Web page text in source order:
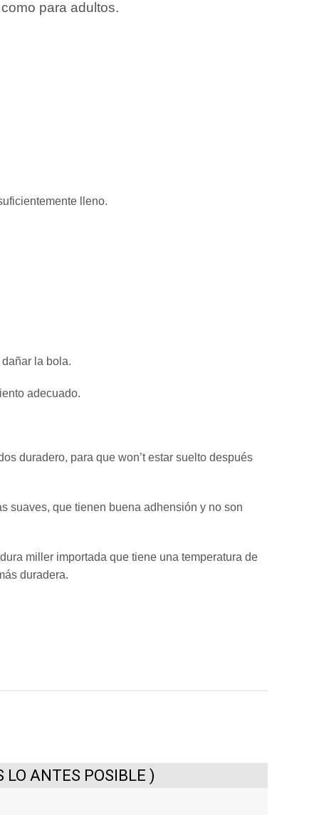
para adultos.
lleno.
la bola.
adecuado.
duradero, para que won’t estar suelto después
suaves, que tienen buena adhensión y no son
miller importada que tiene una temperatura de
duradera.
LO ANTES POSIBLE )